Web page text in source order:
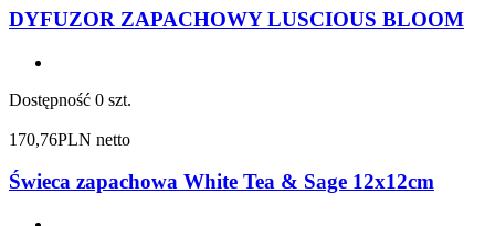
DYFUZOR ZAPACHOWY LUSCIOUS BLOOM
Dostępność 0 szt.
170,76PLN netto
Świeca zapachowa White Tea & Sage 12x12cm